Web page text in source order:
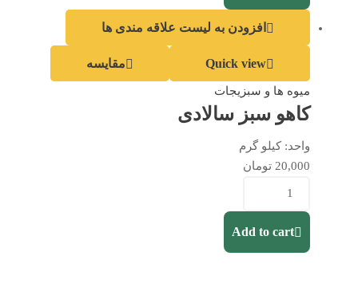
افزودن به لیست علاقه مندی ها
Quick view مقایسه
میوه ها و سبزیجات
کاهو سبز سالادی
واحد: کیلو گرم
20,000 تومان
Add to cart